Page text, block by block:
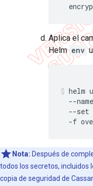
Aplica el
Helm env
helm
--
--set
-f
Nota: Después de
todos los secretos, incluidos
copia de seguridad de